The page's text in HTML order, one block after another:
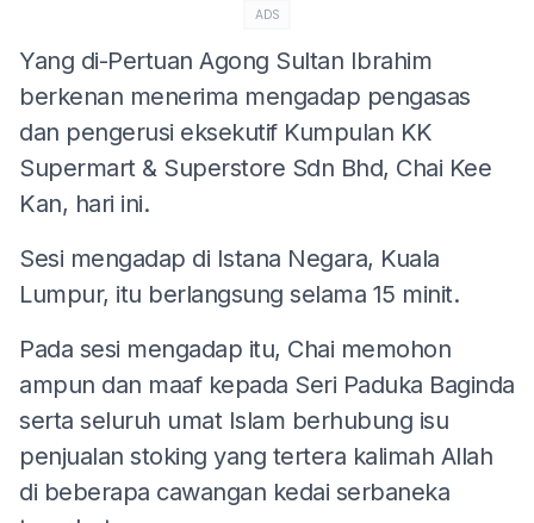
ADS
Yang di-Pertuan Agong Sultan Ibrahim
berkenan menerima mengadap pengasas
dan pengerusi eksekutif Kumpulan KK
Supermart & Superstore Sdn Bhd, Chai Kee
Kan, hari ini.
Sesi mengadap di Istana Negara, Kuala
Lumpur, itu berlangsung selama 15 minit.
Pada sesi mengadap itu, Chai memohon
ampun dan maaf kepada Seri Paduka Baginda
serta seluruh umat Islam berhubung isu
penjualan stoking yang tertera kalimah Allah
di beberapa cawangan kedai serbaneka